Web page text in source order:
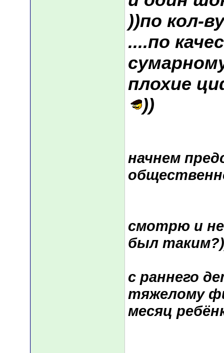
))по кол-
....по
плохие
))
начнем
смотрю и
был
с раннего
тяжелому
месяц